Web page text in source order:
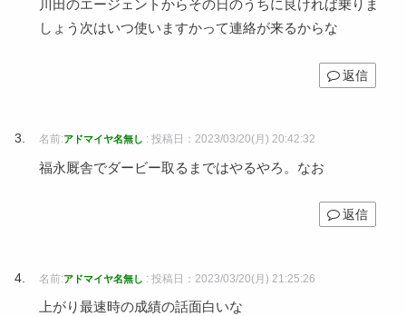
川田のエージェントからその日のうちに良ければ乗りま
しょう次はいつ使いますかって連絡が来るからな
返信
名前:アドマイヤ名無し : 投稿日：2023/03/20(月) 20:42:32
福永厩舎でダービー取るまではやるやろ。なお
返信
名前:アドマイヤ名無し : 投稿日：2023/03/20(月) 21:25:26
上がり最速時の成績の話面白いな